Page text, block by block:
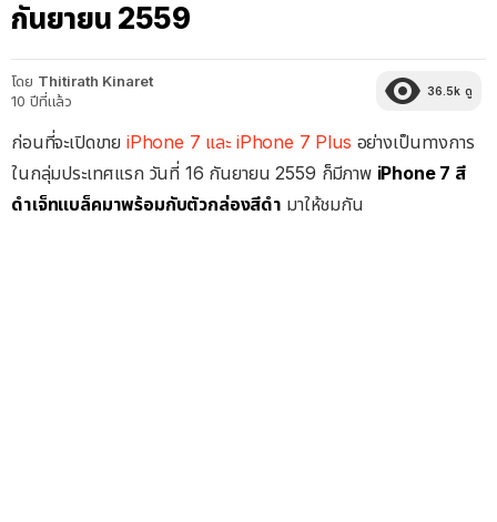
กันยายน 2559
โดย Thitirath Kinaret
10 ปีที่แล้ว
36.5k ดู
ก่อนที่จะเปิดขาย iPhone 7 และ iPhone 7 Plus อย่างเป็นทางการ
ในกลุ่มประเทศแรก วันที่ 16 กันยายน 2559 ก็มีภาพ iPhone 7 สี
ดำเจ็ทแบล็คมาพร้อมกับตัวกล่องสีดำ มาให้ชมกัน